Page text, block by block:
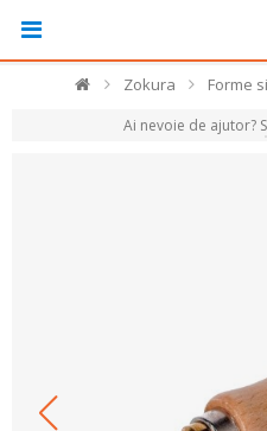
Zokura Forme
Ai nevoie de ajutor?